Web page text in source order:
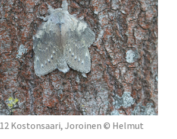
Kostonsaari, Joroinen © Helmut